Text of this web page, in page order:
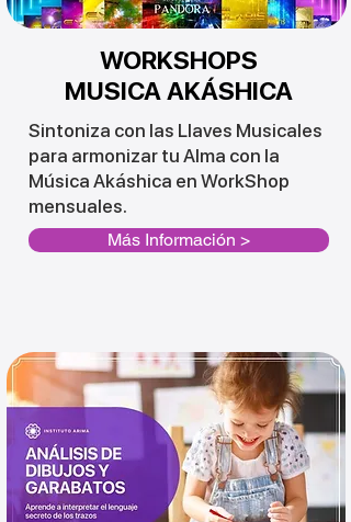
WORKSHOPS
MUSICA AKÁSHICA
Sintoniza con las Llaves Musicales
para armonizar tu Alma con la
Música Akáshica en WorkShop
mensuales.
Más Información >